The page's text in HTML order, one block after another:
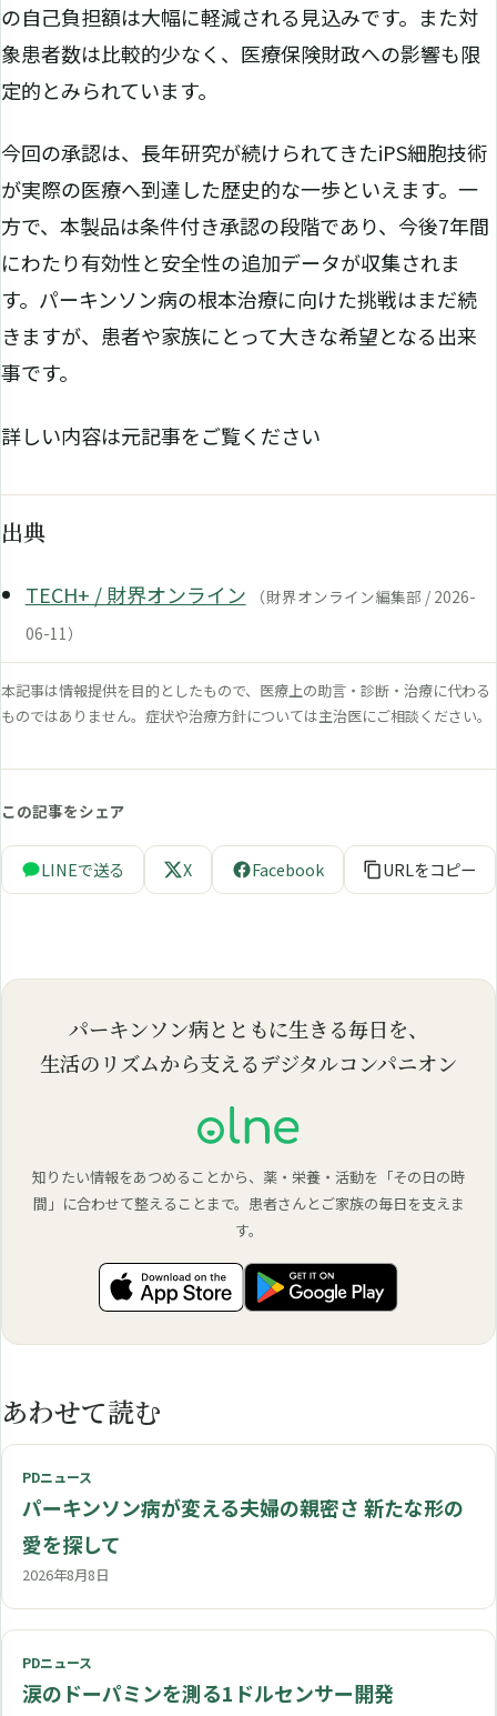
の自己負担額は大幅に軽減される見込みです。また対
象患者数は比較的少なく、医療保険財政への影響も限
定的とみられています。
今回の承認は、長年研究が続けられてきたiPS細胞技術
が実際の医療へ到達した歴史的な一歩といえます。一
方で、本製品は条件付き承認の段階であり、今後7年間
にわたり有効性と安全性の追加データが収集されま
す。パーキンソン病の根本治療に向けた挑戦はまだ続
きますが、患者や家族にとって大きな希望となる出来
事です。
詳しい内容は元記事をご覧ください
出典
TECH+ / 財界オンライン
（財界オンライン編集部 / 2026-
06-11）
本記事は情報提供を目的としたもので、医療上の助言・診断・治療に代わる
ものではありません。症状や治療方針については主治医にご相談ください。
この記事をシェア
LINEで送る X Facebook URLをコピー
パーキンソン病とともに生きる毎日を、
生活のリズムから支えるデジタルコンパニオン
知りたい情報をあつめることから、薬・栄養・活動を「その日の時
間」に合わせて整えることまで。患者さんとご家族の毎日を支えま
す。
あわせて読む
PDニュース
パーキンソン病が変える夫婦の親密さ 新たな形の
愛を探して
2026年8月8日
PDニュース
涙のドーパミンを測る1ドルセンサー開発